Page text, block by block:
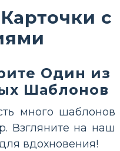
с
Один из
Шаблонов
много шаблонов
Взгляните на наш
вдохновения!